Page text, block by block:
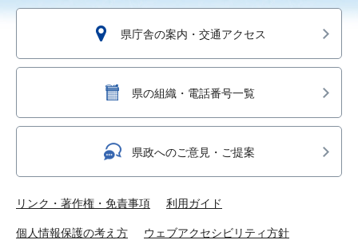
県庁舎の案内・交通アクセス
県の組織・電話番号一覧
県政へのご意見・ご提案
リンク・著作権・免責事項 利用ガイド
個人情報保護の考え方 ウェブアクセシビリティ方針